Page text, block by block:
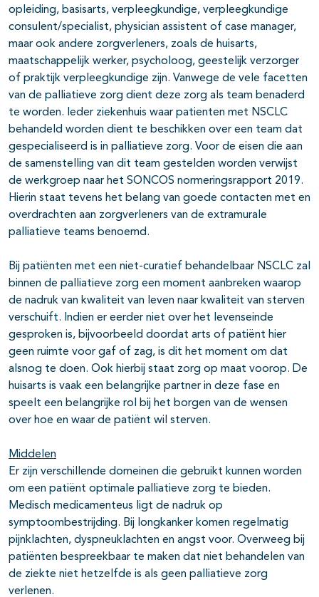
opleiding, basisarts, verpleegkundige, verpleegkundige
consulent/specialist, physician assistent of case manager,
maar ook andere zorgverleners, zoals de huisarts,
maatschappelijk werker, psycholoog, geestelijk verzorger
of praktijk verpleegkundige zijn. Vanwege de vele facetten
van de palliatieve zorg dient deze zorg als team benaderd
te worden. Ieder ziekenhuis waar patienten met NSCLC
behandeld worden dient te beschikken over een team dat
gespecialiseerd is in palliatieve zorg. Voor de eisen die aan
de samenstelling van dit team gestelden worden verwijst
de werkgroep naar het SONCOS normeringsrapport 2019.
Hierin staat tevens het belang van goede contacten met en
overdrachten aan zorgverleners van de extramurale
palliatieve teams benoemd.
Bij patiënten met een niet-curatief behandelbaar NSCLC zal
binnen de palliatieve zorg een moment aanbreken waarop
de nadruk van kwaliteit van leven naar kwaliteit van sterven
verschuift. Indien er eerder niet over het levenseinde
gesproken is, bijvoorbeeld doordat arts of patiënt hier
geen ruimte voor gaf of zag, is dit het moment om dat
alsnog te doen. Ook hierbij staat zorg op maat voorop. De
huisarts is vaak een belangrijke partner in deze fase en
speelt een belangrijke rol bij het borgen van de wensen
over hoe en waar de patiënt wil sterven.
Middelen
Er zijn verschillende domeinen die gebruikt kunnen worden
om een patiënt optimale palliatieve zorg te bieden.
Medisch medicamenteus ligt de nadruk op
symptoombestrijding. Bij longkanker komen regelmatig
pijnklachten, dyspneuklachten en angst voor. Overweeg bij
patiënten bespreekbaar te maken dat niet behandelen van
de ziekte niet hetzelfde is als geen palliatieve zorg
verlenen.